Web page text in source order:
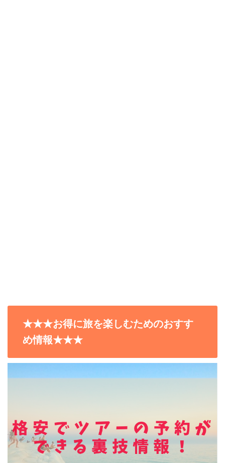
★★★お得に旅を楽しむためのおすす
め情報★★★